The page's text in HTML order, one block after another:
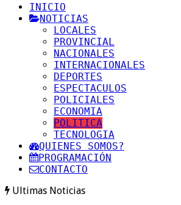
INICIO
NOTICIAS
LOCALES
PROVINCIAL
NACIONALES
INTERNACIONALES
DEPORTES
ESPECTACULOS
POLICIALES
ECONOMIA
POLITICA
TECNOLOGIA
QUIENES SOMOS?
PROGRAMACIÓN
CONTACTO
Ultimas Noticias